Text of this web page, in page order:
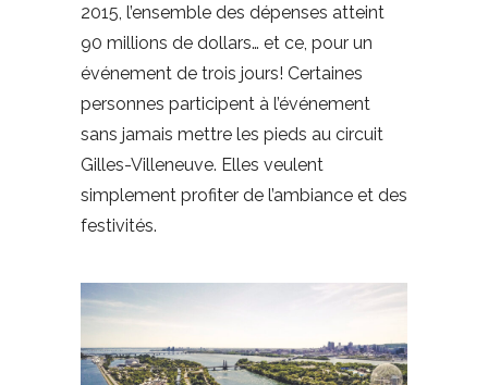
2015, l’ensemble des dépenses atteint
90 millions de dollars… et ce, pour un
événement de trois jours! Certaines
personnes participent à l’événement
sans jamais mettre les pieds au circuit
Gilles-Villeneuve. Elles veulent
simplement profiter de l’ambiance et des
festivités.